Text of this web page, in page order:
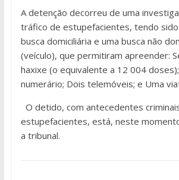
A detenção decorreu de uma
tráfico de estupefacientes, tendo sido
busca domiciliária e uma busca não
(veículo), que permitiram apreender:
haxixe (o equivalente a 12 004
numerário; Dois telemóveis; e Uma
O detido, com antecedentes
estupefacientes, está, neste
a tribunal.